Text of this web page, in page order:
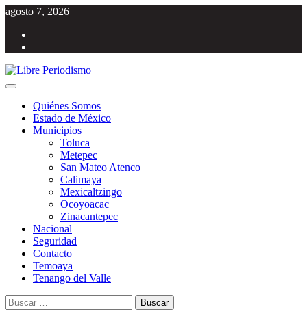
Saltar
contenido
agosto 7, 2026
Menú
principalQuiénes Somos
Estado de México
Municipios
Toluca
Metepec
San Mateo Atenco
Calimaya
Mexicaltzingo
Ocoyoacac
Zinacantepec
Nacional
Seguridad
Contacto
Temoaya
Tenango del Valle
Buscar: